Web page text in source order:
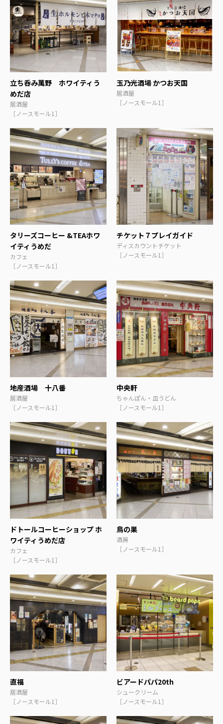
立ち呑み萬野 ホワイティう
めだ店
居酒屋
［ノースモール1］
玉乃光酒場 かつお天国
居酒屋
［ノースモール1］
タリーズコーヒー &TEAホワ
イティうめだ
カフェ
［ノースモール1］
チケット７プレイガイド
ディスカウントチケット
［ノースモール1］
地産酒場 十八番
居酒屋
［ノースモール1］
中央軒
ちゃんぽん・皿うどん
［ノースモール1］
ドトールコーヒーショップ ホ
ワイティうめだ店
カフェ
［ノースモール1］
鳥の巣
酒房
［ノースモール1］
直福
居酒屋
［ノースモール1］
ビアードパパ20th
シュークリーム
［ノースモール1］